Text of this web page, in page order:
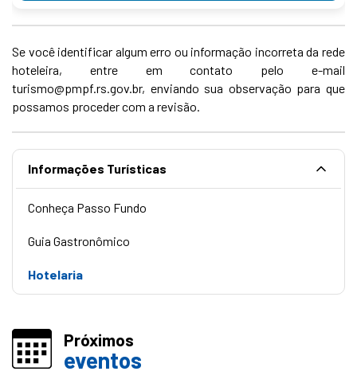
Se você identificar algum erro ou informação incorreta da rede
hoteleira, entre em contato pelo e-mail
turismo@pmpf.rs.gov.br, enviando sua observação para que
possamos proceder com a revisão.
Informações Turísticas
Conheça Passo Fundo
Guia Gastronômico
Hotelaria
Próximos
eventos